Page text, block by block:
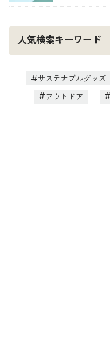
人気検索キーワード
サステナブルグッズ
アウトドア